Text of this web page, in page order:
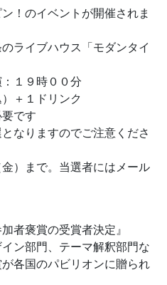
！のイベントが開催されま
ライブハウス「モダンタイ
１９時００分
＋１ドリンク
です
なりますのでご注意くださ
）まで。当選者にはメール
者褒賞の受賞者決定』
ン部門、テーマ解釈部門な
各国のパビリオンに贈られ